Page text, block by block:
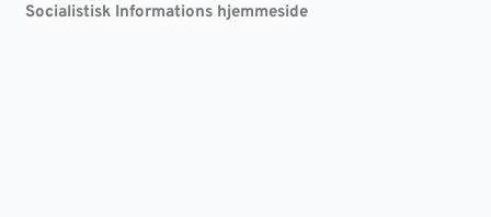
Socialistisk Informations hjemmeside